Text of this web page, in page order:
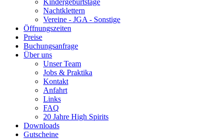
Kindergeburtstage
Nachtklettern
Vereine - JGA - Sonstige
Öffnungszeiten
Preise
Buchungsanfrage
Über uns
Unser Team
Jobs & Praktika
Kontakt
Anfahrt
Links
FAQ
20 Jahre High Spirits
Downloads
Gutscheine